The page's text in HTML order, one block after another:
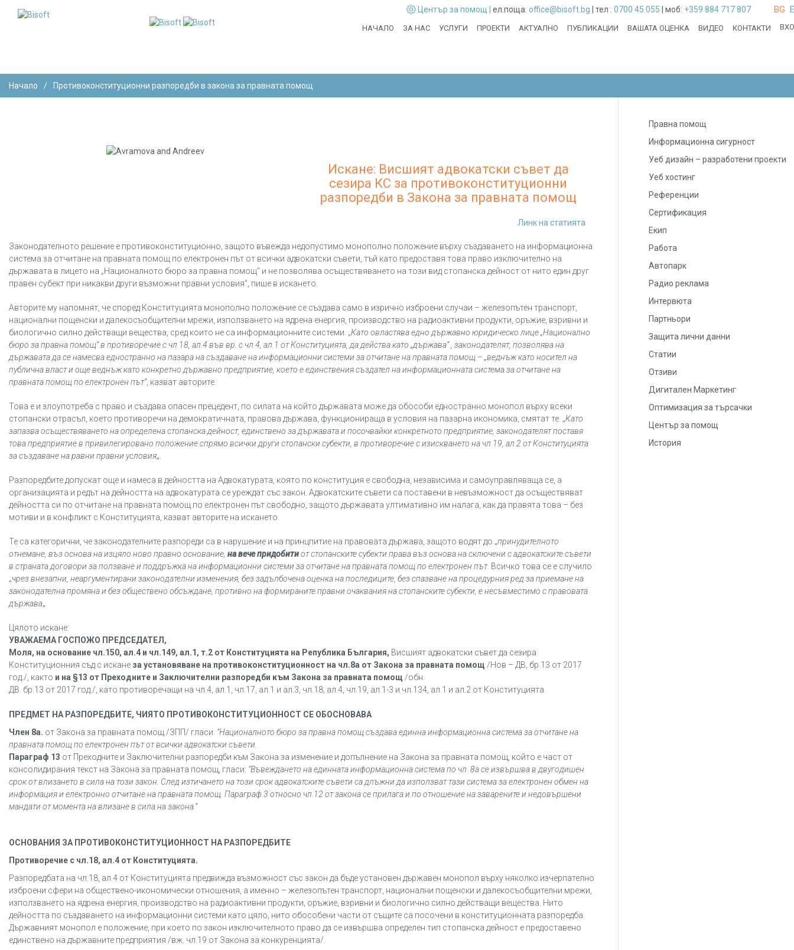
Център за помощ | ел.поща: office@bisoft.bg тел : 0700 45 055 моб: +359 884 717 807 BG
НАЧАЛО ЗА НАС УСЛУГИ ПРОЕКТИ АКТУАЛНО ПУБЛИКАЦИИ ВАШАТА ОЦЕНКА ВИДЕО КОНТАКТИ
Начало / Противоконституционни разпоредби в закона за правната помощ
Искане: Висшият адвокатски съвет да
сезира КС за противоконституционни
разпоредби в Закона за правната помощ
Линк на статията
Законодателното решение е противоконституционно, защото въвежда недопустимо монополно положение върху създаването на информационна
система за отчитане на правната помощ по електронен път от всички адвокатски съвети, тъй като предоставя това право изключително на
държавата в лицето на „Националното бюро за правна помощ“ и не позволява осъществяването на този вид стопанска дейност от нито един друг
правен субект при никакви други възможни правни условия“, пише в искането.
Авторите му напомнят, че според Конституцията монополно положение се създава само в изрично изброени случаи – железопътен транспорт,
национални пощенски и далекосъобщителни мрежи, използването на ядрена енергия, производство на радиоактивни продукти, оръжие, взривни и
биологично силно действащи вещества, сред които не са информационните системи. „Като овластява едно държавно юридическо лице „Национално
бюро за правна помощ“ в противоречие с чл.18, ал.4 във вр. с чл.4, ал.1 от Конституцията, да действа като „държава“ , законодателят, позволява на
държавата да се намесва едностранно на пазара на създаване на информационни системи за отчитане на правната помощ – „веднъж като носител на
публична власт и още веднъж като конкретно държавно предприятие, което е единствения създател на информационната система за отчитане на
правната помощ по електронен път“, казват авторите
Това е и злоупотреба с право и създава опасен прецедент, по силата на който държавата може да обособи едностранно монопол върху всеки
стопански отрасъл, което противоречи на демократичната, правова държава, функционираща в условия на пазарна икономика, смятат те. „Като
запазва осъществяването на определена стопанска дейност, единствено за държавата и посочвайки конкретното предприятие, законодателят поставя
това предприятие в привилегировано положение спрямо всички други стопански субекти, в противоречие с изискването на чл.19, ал.2 от Конституцията
за създаване на равни правни условия„.
Разпоредбите допускат още и намеса в дейността на Адвокатурата, която по конституция е свободна, независима и самоуправляваща се, а
организацията и редът на дейността на адвокатурата се уреждат със закон. Адвокатските съвети са поставени в невъзможност да осъществяват
дейността си по отчитане на правната помощ по електронен път свободно, защото държавата ултимативно им налага, как да правята това – без
мотиви и в конфликт с Конституцията, казват авторите на искането.
Те са категорични, че законодателните разпореди са в нарушение и на принцпитие на правовата държава, защото водят до „принудителното
отнемане, въз основа на изцяло ново правно основание, на вече придобитиот стопанските субекти права въз основа на сключени с адвокатските съвети
в страната договори за ползване и поддръжка на информационни системи за отчитане на правната помощ по електронен път. Всичко това се е случило
„чрез внезапни, неаргументирани законодателни изменения, без задълбочена оценка на последиците, без спазване на процедурния ред за приемане на
законодателна промяна и без обществено обсъждане, противно на формираните правни очаквания на стопанските субекти, е несъвместимо с правовата
държава„.
Цялото искане:
УВАЖАЕМА ГОСПОЖО ПРЕДСЕДАТЕЛ,
Моля, на основание чл.150, ал.4 и чл.149, ал.1, т.2 от Конституцията на Република България, Висшият адвокатски съвет да сезира
Конституционния съд с искане за установяване на противоконституционност на чл.8а от Закона за правната помощ /Нов – ДВ, бр.13 от 2017
год./, както и на §13 от Преходните и Заключителни разпоредби към Закона за правната помощ /обн.
ДВ. бр.13 от 2017 год./, като противоречащи на чл.4, ал.1, чл.17, ал.1 и ал.3, чл.18, ал.4, чл.19, ал.1-3 и чл.134, ал.1 и ал.2 от Конституцията.
ПРЕДМЕТ НА РАЗПОРЕДБИТЕ, ЧИЯТО ПРОТИВОКОНСТИТУЦИОННОСТ СЕ ОБОСНОВАВА
Член 8а. от Закона за правната помощ /ЗПП/ гласи: “Националното бюро за правна помощ създава единна информационна система за отчитане на
правната помощ по електронен път от всички адвокатски съвети.
Параграф 13 от Преходните и Заключителни разпоредби към Закона за изменение и допълнение на Закона за правната помощ, който е част от
консолидирания текст на Закона за правната помощ, гласи: “Въвеждането на единната информационна система по чл. 8а се извършва в двугодишен
срок от влизането в сила на този закон. След изтичането на този срок адвокатските съвети са длъжни да използват тази система за електронен обмен на
информация и електронно отчитане на правната помощ. Параграф 3 относно чл.12 от закона се прилага и по отношение на заварените и недовършени
мандати от момента на влизане в сила на закона.“
ОСНОВАНИЯ ЗА ПРОТИВОКОНСТИТУЦИОННОСТ НА РАЗПОРЕДБИТЕ
Противоречие с чл.18, ал.4 от Конституцията.
Разпоредбата на чл.18, ал.4 от Конституцията предвижда възможност със закон да бъде установен държавен монопол върху няколко изчерпателно
изброени сфери на обществено-икономически отношения, а именно – железопътен транспорт, национални пощенски и далекосъобщителни мрежи,
използването на ядрена енергия, производство на радиоактивни продукти, оръжие, взривни и биологично силно действащи вещества. Нито
дейността по създаването на информационни системи като цяло, нито обособени части от същите са посочени в конституционната разпоредба.
Държавният монопол е положение, при което по закон изключителното право да се извършва определен тип стопанска дейност е предоставено
единствено на държавните предприятия /вж. чл.19 от Закона за конкуренцията/.
Правна помощ
Информационна сигурност
Уеб дизайн – разработени проекти
Уеб хостинг
Референции
Сертификация
Екип
Работа
Автопарк
Радио реклама
Интервюта
Партньори
Защита лични данни
Статии
Отзиви
Дигитален Маркетинг
Оптимизация за търсачки
Център за помощ
История